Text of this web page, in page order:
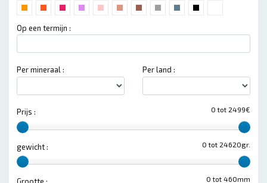
Op een termijn :
Per mineraal : Per land :
0 tot 2499€
Prijs :
0 tot 24620gr.
gewicht :
0 tot 460mm